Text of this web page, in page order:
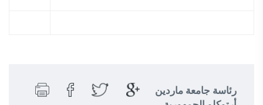
رئاسة جامعة ماردين